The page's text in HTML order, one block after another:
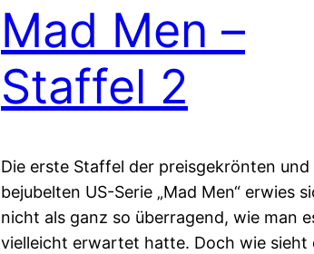
Mad Men –
Staffel 2
Die erste Staffel der preisgekrönten und
bejubelten US-Serie „Mad Men“ erwies
nicht als ganz so überragend, wie man
vielleicht erwartet hatte. Doch wie sieht